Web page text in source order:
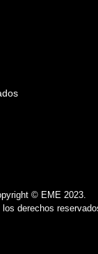
© EME 2023.
los derechos